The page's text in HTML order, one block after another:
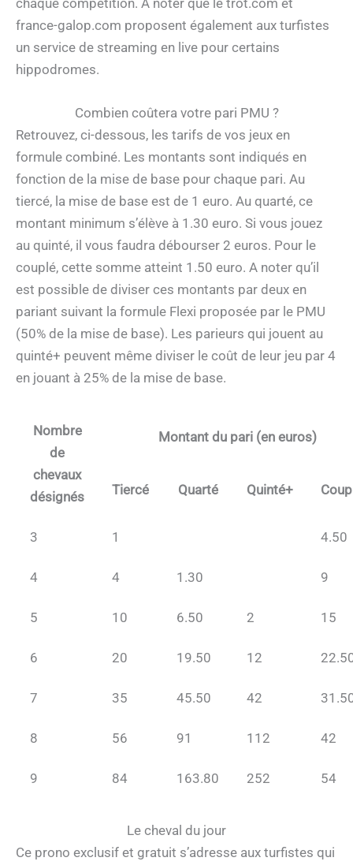
france-galop.com proposent également aux turfistes
un service de streaming en live pour certains
hippodromes.
Combien coûtera votre pari PMU ?
Retrouvez, ci-dessous, les tarifs de vos jeux en
formule combiné. Les montants sont indiqués en
fonction de la mise de base pour chaque pari. Au
tiercé, la mise de base est de 1 euro. Au quarté, ce
montant minimum s’élève à 1.30 euro. Si vous jouez
au quinté, il vous faudra débourser 2 euros. Pour le
couplé, cette somme atteint 1.50 euro. A noter qu’il
est possible de diviser ces montants par deux en
pariant suivant la formule Flexi proposée par le PMU
(50% de la mise de base). Les parieurs qui jouent au
quinté+ peuvent même diviser le coût de leur jeu par 4
en jouant à 25% de la mise de base.
Nombre
de
chevaux
désignés
Montant du pari (en euros)
Tiercé Quarté Quinté+
3 1 4.50
4 4 1.30 9
5 10 6.50 2 15
6 20 19.50 12
7 35 45.50 42
8 56 91 112 42
9 84 163.80 252 54
Le cheval du jour
Ce prono exclusif et gratuit s’adresse aux turfistes qui